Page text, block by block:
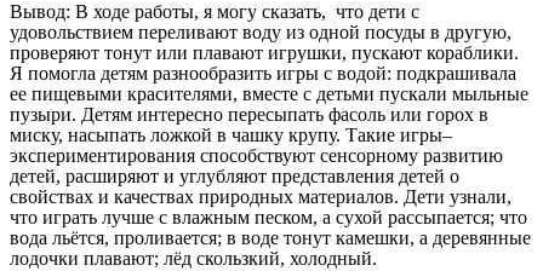
Вывод: В ходе работы, я могу сказать, что дети с
удовольствием переливают воду из одной посуды в другую,
проверяют тонут или плавают игрушки, пускают кораблики.
Я помогла детям разнообразить игры с водой: подкрашивала
ее пищевыми красителями, вместе с детьми пускали мыльные
пузыри. Детям интересно пересыпать фасоль или горох в
миску, насыпать ложкой в чашку крупу. Такие игры–
экспериментирования способствуют сенсорному развитию
детей, расширяют и углубляют представления детей о
свойствах и качествах природных материалов. Дети узнали,
что играть лучше с влажным песком, а сухой рассыпается; что
вода льётся, проливается; в воде тонут камешки, а деревянные
лодочки плавают; лёд скользкий, холодный.